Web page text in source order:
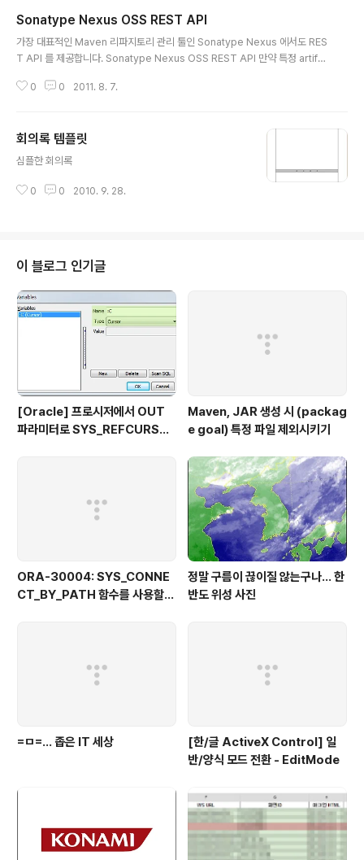
Sonatype Nexus OSS REST API
가장 대표적인 Maven 리파지토리 관리 툴인 Sonatype Nexus 에서도 RES
T API 를 제공합니다. Sonatype Nexus OSS REST API 만약 특정 artifa
이 가능합니다. http://서버/nexus/service/local/artifact/maven?g={gr
0 0 2011. 8. 7.
회의록 템플릿
심플한 회의록
0 0 2010. 9. 28.
이 블로그 인기글
[Oracle] 프로시저에서 OUT
파라미터로 SYS_REFCURSO
Maven, JAR 생성 시 (packag
e goal) 특정 파일 제외시키기
ORA-30004: SYS_CONNE
CT_BY_PATH 함수를 사용할
정말 구름이 끊이질 않는구나... 한
반도 위성 사진
=ㅁ=... 좁은 IT 세상
[한/글 ActiveX Control] 일
반/양식 모드 전환 - EditMode